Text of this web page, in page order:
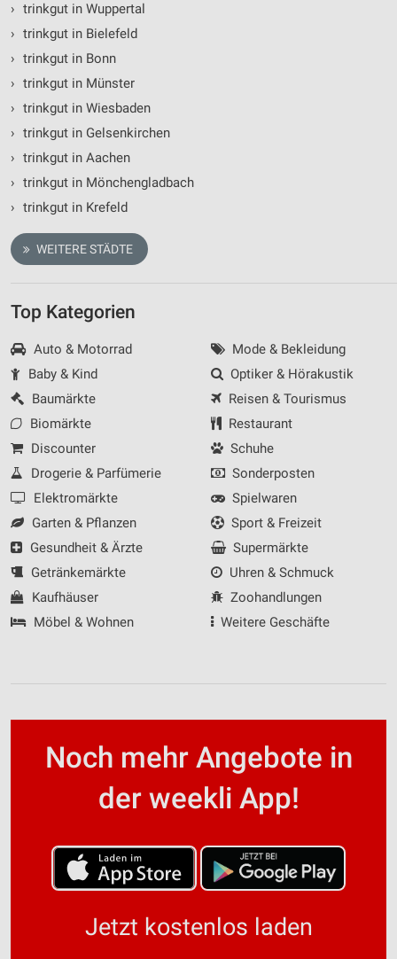
› trinkgut in Wuppertal
› trinkgut in Bielefeld
› trinkgut in Bonn
› trinkgut in Münster
› trinkgut in Wiesbaden
› trinkgut in Gelsenkirchen
› trinkgut in Aachen
› trinkgut in Mönchengladbach
› trinkgut in Krefeld
WEITERE STÄDTE
Top Kategorien
Auto & Motorrad
Baby & Kind
Baumärkte
Biomärkte
Discounter
Drogerie & Parfümerie
Elektromärkte
Garten & Pflanzen
Gesundheit & Ärzte
Getränkemärkte
Kaufhäuser
Möbel & Wohnen
Mode & Bekleidung
Optiker & Hörakustik
Reisen & Tourismus
Restaurant
Schuhe
Sonderposten
Spielwaren
Sport & Freizeit
Supermärkte
Uhren & Schmuck
Zoohandlungen
Weitere Geschäfte
Noch mehr Angebote in
der weekli App!
Jetzt kostenlos laden
Notwendig
Performance
Funktional
Werbung